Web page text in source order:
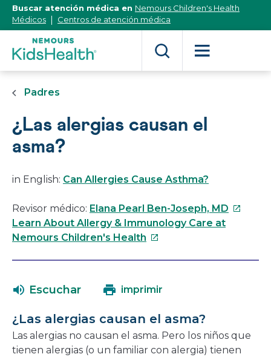
[Skip
Content]
Buscar atención médica en Nemours Children's Health
Médicos
Centros de atención médica
Padres
¿Las alergias causan el
asma?
in English: Can Allergies Cause Asthma?
Revisor médico: Elana Pearl Ben-Joseph, MD Este
Learn About Allergy & Immunology Care at
Nemours Children's Health Este
en
nueva
ventana
Escuchar imprimir
¿Las alergias causan el asma?
Las alergias no causan el asma. Pero los niños que
tienen alergias (o un familiar con alergia) tienen